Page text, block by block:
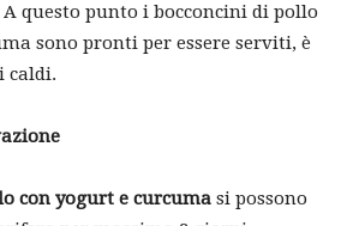
questo punto i bocconcini di pollo
sono pronti per essere serviti, è
caldi.
con yogurt e curcuma si possono